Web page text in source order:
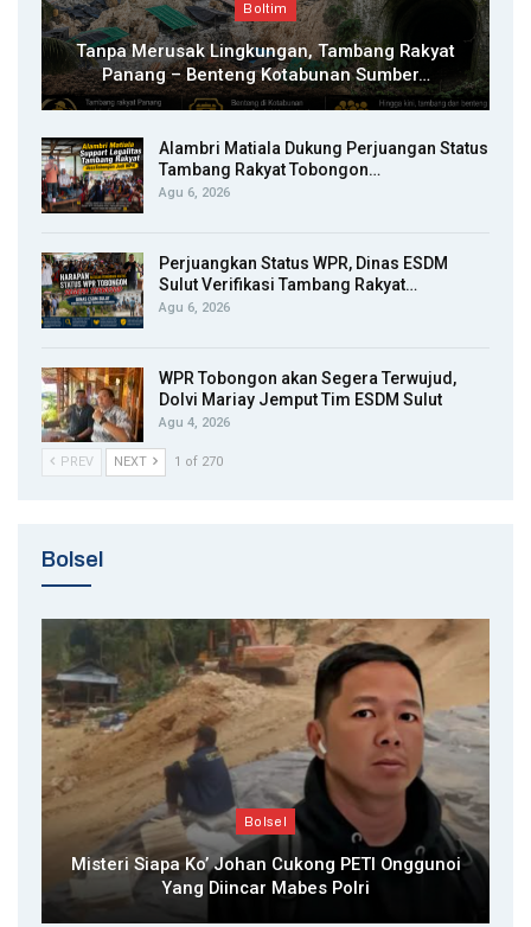
Boltim
Tanpa Merusak Lingkungan, Tambang Rakyat
Panang – Benteng Kotabunan Sumber…
Alambri Matiala Dukung Perjuangan Status
Tambang Rakyat Tobongon…
Agu 6, 2026
Perjuangkan Status WPR, Dinas ESDM
Sulut Verifikasi Tambang Rakyat…
Agu 6, 2026
WPR Tobongon akan Segera Terwujud,
Dolvi Mariay Jemput Tim ESDM Sulut
Agu 4, 2026
PREV NEXT 1 of 270
Bolsel
Bolsel
Misteri Siapa Ko’ Johan Cukong PETI Onggunoi
Yang Diincar Mabes Polri